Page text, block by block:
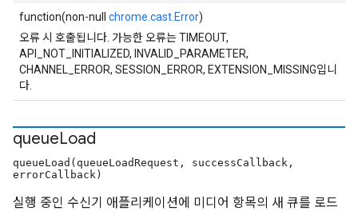
function(non-null chrome.cast.Error)
오류 시 호출됩니다. 가능한 오류는 TIMEOUT,
API_NOT_INITIALIZED, INVALID_PARAMETER,
CHANNEL_ERROR, SESSION_ERROR, EXTENSION_MISSING입니
다.
queueLoad
queueLoad(queueLoadRequest, successCallback,
errorCallback)
실행 중인 수신기 애플리케이션에 미디어 항목의 새 큐를 로드